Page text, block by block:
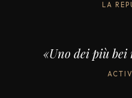
LA
«Uno dei più